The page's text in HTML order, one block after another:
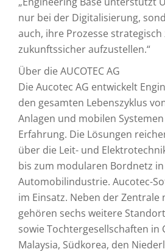
nur bei der Digitalisierung,
auch, ihre Prozesse
zukunftssicher aufzustellen.“
Über die AUCOTEC AG
Die Aucotec AG entwickelt
den gesamten Lebenszyklus
Anlagen und mobilen
Erfahrung. Die Lösungen
über die Leit- und
bis zum modularen Bordnetz
Automobilindustrie. Aucotec-
im Einsatz. Neben der Zentrale
gehören sechs weitere
sowie Tochtergesellschaften in
Malaysia, Südkorea, den